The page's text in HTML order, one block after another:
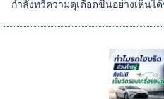
กำลังทวีความดุเดือดขึ้นอย่างเห็นไ